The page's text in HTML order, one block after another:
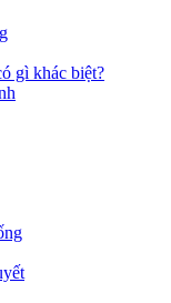
gì khác biệt?